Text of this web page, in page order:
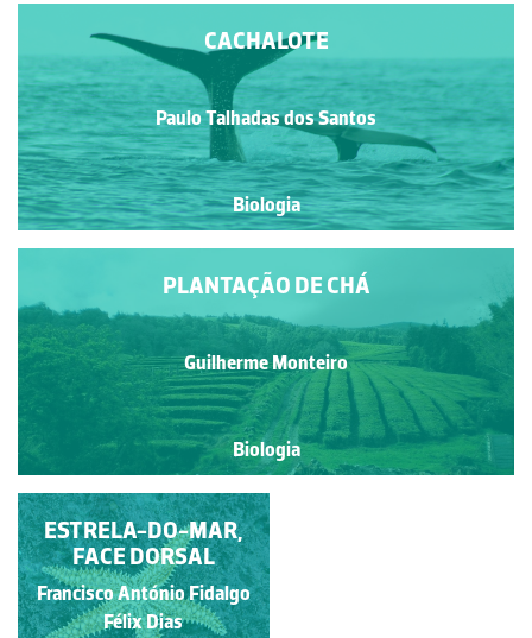
CACHALOTE
Paulo Talhadas dos Santos
Biologia
PLANTAÇÃO DE CHÁ
Guilherme Monteiro
Biologia
PLANTAÇÃO DE CHÁ
Guilherme Monteiro
ESTRELA-DO-MAR,
FACE DORSAL
Francisco António Fidalgo
Félix Dias